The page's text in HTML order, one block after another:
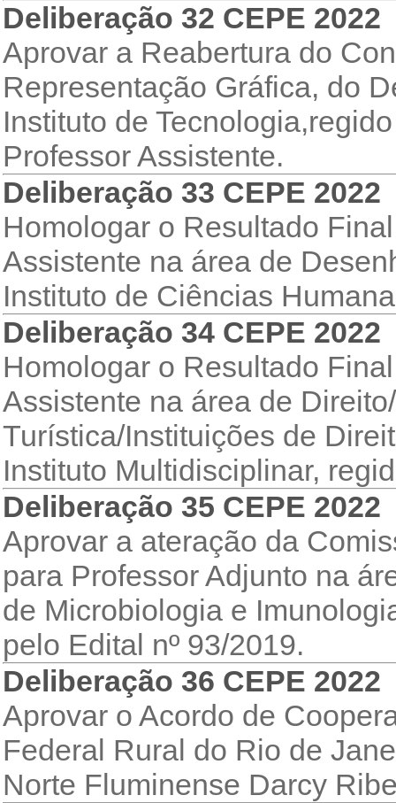
Deliberação 32 CEPE 2022
Aprovar a Reabertura do
Representação Gráfica, do
Instituto de
Professor Assistente.
Deliberação 33 CEPE 2022
Homologar o Resultado
Assistente na área de
Instituto de Ciências
Deliberação 34 CEPE 2022
Homologar o Resultado
Assistente na área de
Turística/Instituições de
Instituto Multidisciplinar,
Deliberação 35 CEPE 2022
Aprovar a ateração da
para Professor Adjunto na
de Microbiologia e
pelo Edital nº 93/2019.
Deliberação 36 CEPE 2022
Aprovar o Acordo de
Federal Rural do Rio de
Norte Fluminense Darcy